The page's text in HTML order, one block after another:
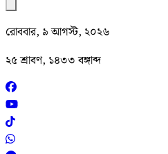
রোববার, ৯ আগস্ট, ২০২৬
২৫ শ্রাবণ, ১৪৩৩ বঙ্গাব্দ